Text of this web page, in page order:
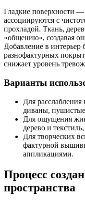
Гладкие поверхности
ассоциируются с
прохладой. Ткань,
«общению», создавая
Добавление в интерьер
разнофактурных
снижает уровень
Варианты
Для
диваны,
Для ощущения
дерево и
Для творческих
фактурной
аппликациями.
Процесс
пространства